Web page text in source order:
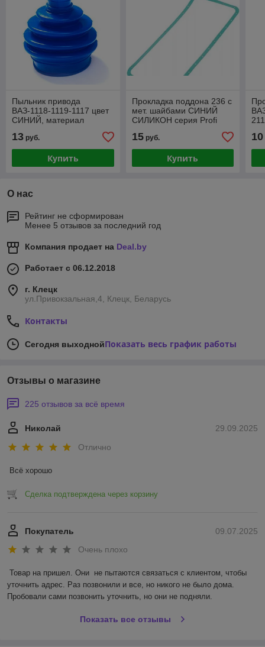
Пыльник привода
ВАЗ-1118-1119-1117 цвет
СИНИЙ, материал
13 руб.
Купить
Прокладка поддона 236 с
мет. шайбами СИНИЙ
СИЛИКОН серия Profi
15руб.
Купить
10
О нас
Рейтинг не сформирован
Менее 5 отзывов за последний год
Компания продает на Deal.by
Работает с 06.12.2018
г. Клецк
ул.Привокзальная,4, Клецк, Беларусь
Контакты
Сегодня выходнойПоказать весь график работы
Отзывы о магазине
225 отзывов за всё время
29.09.2025
Николай
Отлично
Всё хорошо
Сделка подтверждена через корзину
09.07.2025
Покупатель
Очень плохо
Товар на пришел. Они  не пытаются связаться с клиентом, чтобы
уточнить адрес. Раз позвонили и все, но никого не было дома.
Пробовали сами позвонить уточнить, но они не подняли.
Показать все отзывы